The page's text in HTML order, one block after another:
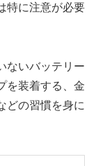
特に注意が必要
ないバッテリー
を装着する、金
どの習慣を身に